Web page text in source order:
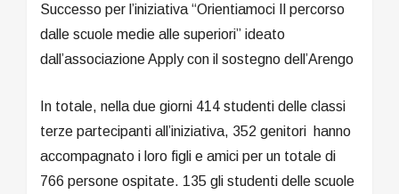
Successo per l’iniziativa “Orientiamoci Il percorso
dalle scuole medie alle superiori” ideato
dall’associazione Apply con il sostegno dell’Arengo
In totale, nella due giorni 414 studenti delle classi
terze partecipanti all’iniziativa, 352 genitori hanno
accompagnato i loro figli e amici per un totale di
766 persone ospitate. 135 gli studenti delle scuole